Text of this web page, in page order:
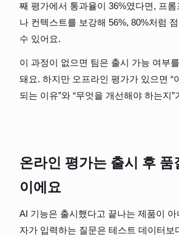
째 평가에서 통과율이 36%였다면, 프
나 컨텍스트를 보강해 56%, 80%처럼
수 있어요.
이 과정이 없으면 팀은 출시 가능 여부
돼요. 하지만 오프라인 평가가 있으면 “
되는 이유”와 “무엇을 개선해야 하는지”
온라인 평가는 출시 후 품
이에요
AI 기능은 출시했다고 끝나는 제품이
자가 입력하는 질문은 테스트 데이터보